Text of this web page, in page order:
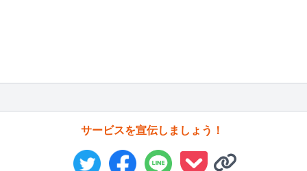
サービスを宣伝しましょう！